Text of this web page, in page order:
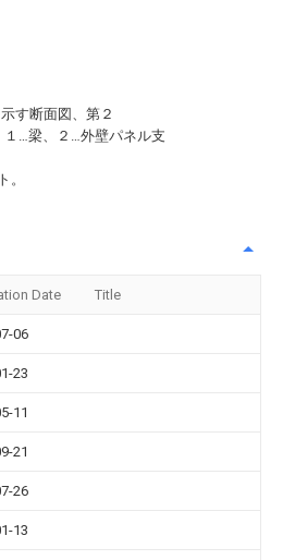
す断面図、第２
１…梁、２…外壁パネル支
。
Date Title
06
23
11
21
26
13